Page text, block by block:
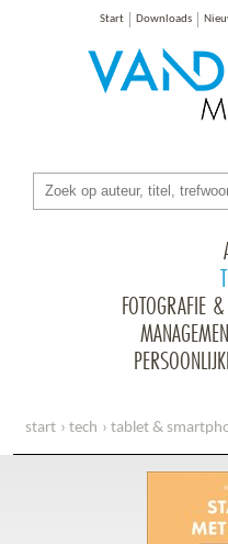
Start Downloads
FOTOGRAFIE
start tech tablet &